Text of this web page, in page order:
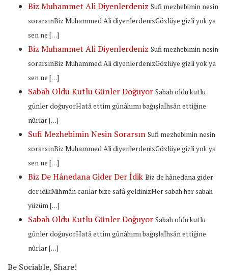
Biz Muhammet Ali Diyenlerdeniz Sufi mezhebimin nesin
sorarsınBiz Muhammed Ali diyenlerdenizGözlüye gizli yok ya
sen ne […]
Biz Muhammet Ali Diyenlerdeniz Sufi mezhebimin nesin
sorarsınBiz Muhammed Ali diyenlerdenizGözlüye gizli yok ya
sen ne […]
Sabah Oldu Kutlu Günler Doğuyor Sabah oldu kutlu
günler doğuyorHatâ ettim günâhımı bağışlaİhsân ettiğine
nûrlar […]
Sufi Mezhebimin Nesin Sorarsın Sufi mezhebimin nesin
sorarsınBiz Muhammed Ali diyenlerdenizGözlüye gizli yok ya
sen ne […]
Biz De Hânedana Gider Der İdik Biz de hânedana gider
der idikMihmân canlar bize safâ geldinizHer sabah her sabah
yüzüm […]
Sabah Oldu Kutlu Günler Doğuyor Sabah oldu kutlu
günler doğuyorHatâ ettim günâhımı bağışlaİhsân ettiğine
nûrlar […]
Be Sociable, Share!